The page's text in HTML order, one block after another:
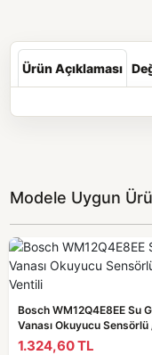
Ürün Açıklaması
Modele Uygun
Bosch WM12Q4E8EE Su
Vanası Okuyucu Sensörlü
Ventili
1.324,60 TL